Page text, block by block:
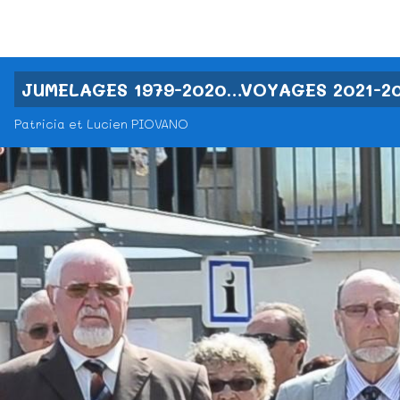
JUMELAGES 1979-2020…VOYAGES 2021-
Patricia et Lucien PIOVANO